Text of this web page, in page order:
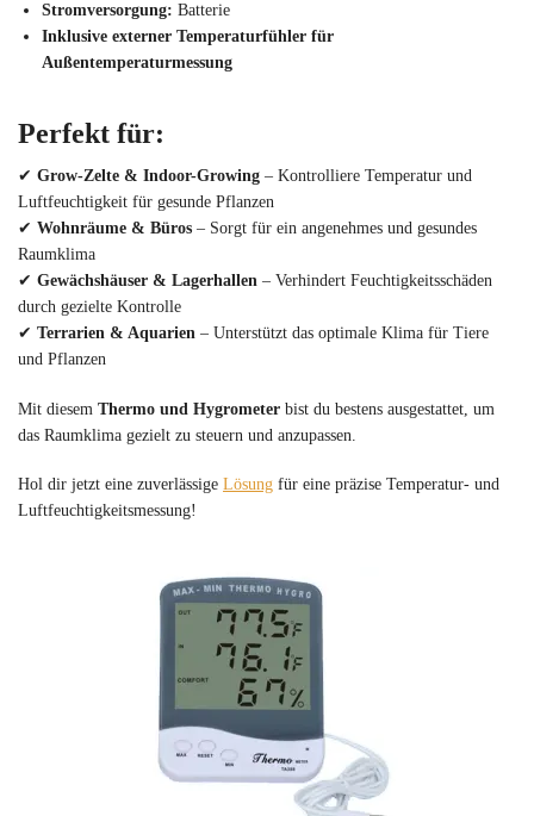
Stromversorgung: Batterie
Inklusive externer Temperaturfühler für
Außentemperaturmessung
Perfekt für:
✔ Grow-Zelte & Indoor-Growing – Kontrolliere Temperatur und
Luftfeuchtigkeit für gesunde Pflanzen
✔ Wohnräume & Büros – Sorgt für ein angenehmes und gesundes
Raumklima
✔ Gewächshäuser & Lagerhallen – Verhindert Feuchtigkeitsschäden
durch gezielte Kontrolle
✔ Terrarien & Aquarien – Unterstützt das optimale Klima für Tiere
und Pflanzen
Mit diesem Thermo und Hygrometer bist du bestens ausgestattet, um
das Raumklima gezielt zu steuern und anzupassen.
Hol dir jetzt eine zuverlässige Lösung für eine präzise Temperatur- und
Luftfeuchtigkeitsmessung!